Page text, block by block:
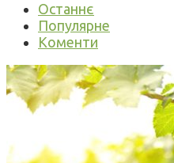
Останнє
Популярне
Коменти